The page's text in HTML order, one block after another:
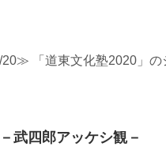
「道東文化塾2020」の
武四郎アッケシ観－